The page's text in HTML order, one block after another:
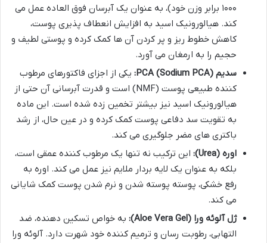
۱۰۰۰ برابر وزن خود)، به عنوان یک آبرسان فوق العاده عمل می
کند. هیالورونیک اسید به افزایش انعطاف پذیری پوست،
کاهش خطوط ریز و پر کردن آن ها کمک کرده و پوستی لطیف و
حجیم را به ارمغان می آورد.
سدیم PCA (Sodium PCA):
یکی از اجزای فاکتورهای مرطوب
کننده طبیعی پوست (NMF) است و قدرت آبرسانی آن حتی از
هیالورونیک اسید نیز بیشتر تخمین زده شده است. این ماده
به تقویت سد دفاعی پوست کمک کرده و در عین حال، از رشد
باکتری های مضر جلوگیری می کند.
اوره (Urea):
این ترکیب نه تنها یک مرطوب کننده عمقی است،
بلکه به عنوان یک لایه بردار ملایم نیز عمل می کند. اوره به
رفع خشکی، پوسته پوسته شدن و نرم شدن پوست کمک شایانی
می کند.
ژل آلوئه ورا (Aloe Vera Gel):
به خواص تسکین دهنده، ضد
التهابی، رطوبت رسان و ترمیم کننده خود شهرت دارد. آلوئه ورا